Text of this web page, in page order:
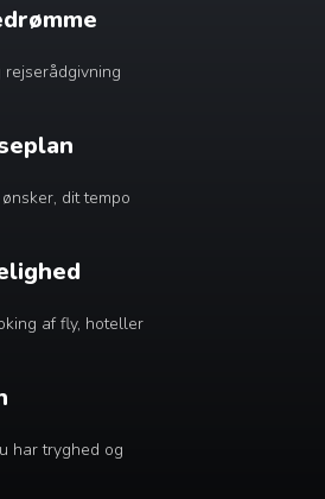
dit tempo
af fly, hoteller
har tryghed og